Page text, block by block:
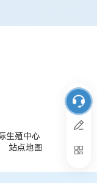
生殖中心
站点地图